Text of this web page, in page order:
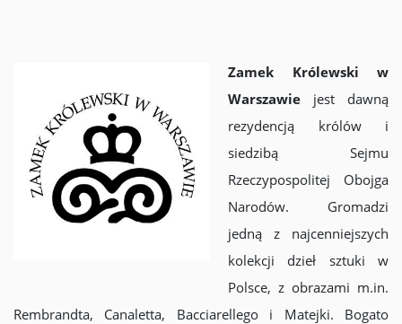
Zamek Królewski w
Warszawie jest dawną
rezydencją królów i
siedzibą Sejmu
Rzeczypospolitej Obojga
Narodów. Gromadzi
jedną z najcenniejszych
kolekcji dzieł sztuki w
Polsce, z obrazami m.in.
Rembrandta, Canaletta, Bacciarellego i Matejki. Bogato